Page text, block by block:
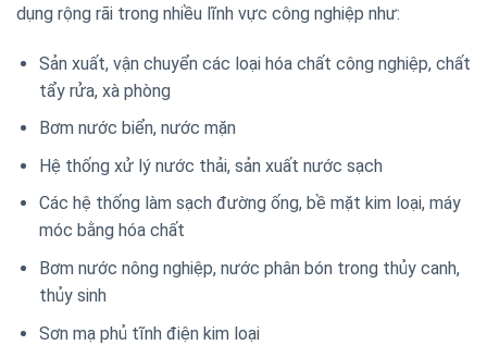
dụng rộng rãi trong nhiều lĩnh vực công nghiệp như:
Sản xuất, vận chuyển các loại hóa chất công nghiệp, chất
tẩy rửa, xà phòng
Bơm nước biển, nước mặn
Hệ thống xử lý nước thải, sản xuất nước sạch
Các hệ thống làm sạch đường ống, bề mặt kim loại, máy
móc bằng hóa chất
Bơm nước nông nghiệp, nước phân bón trong thủy canh,
thủy sinh
Sơn mạ phủ tĩnh điện kim loại